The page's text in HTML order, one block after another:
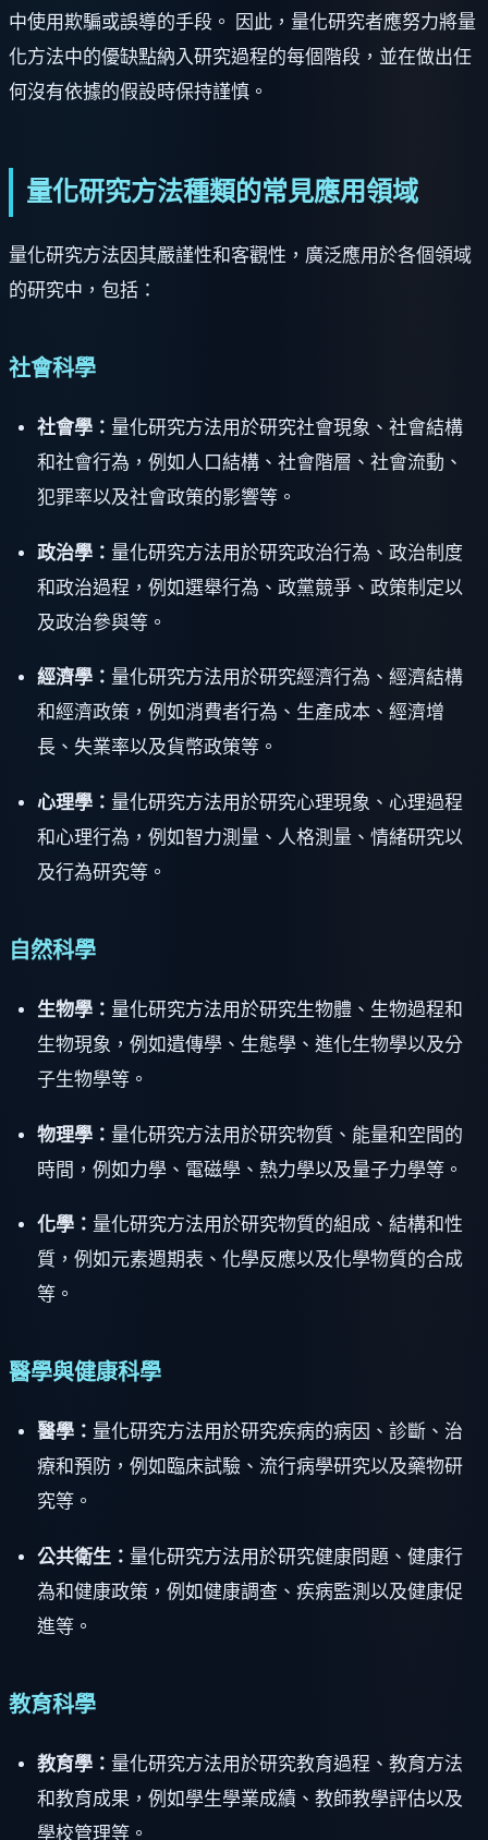
中使用欺騙或誤導的手段。 因此，量化研究者應努力將量
化方法中的優缺點納入研究過程的每個階段，並在做出任
何沒有依據的假設時保持謹慎。
量化研究方法種類的常見應用領域
量化研究方法因其嚴謹性和客觀性，廣泛應用於各個領域
的研究中，包括：
社會科學
社會學： 量化研究方法用於研究社會現象、社會結構
和社會行為，例如人口結構、社會階層、社會流動、
犯罪率以及社會政策的影響等。
政治學： 量化研究方法用於研究政治行為、政治制度
和政治過程，例如選舉行為、政黨競爭、政策制定以
及政治參與等。
經濟學： 量化研究方法用於研究經濟行為、經濟結構
和經濟政策，例如消費者行為、生產成本、經濟增
長、失業率以及貨幣政策等。
心理學： 量化研究方法用於研究心理現象、心理過程
和心理行為，例如智力測量、人格測量、情緒研究以
及行為研究等。
自然科學
生物學： 量化研究方法用於研究生物體、生物過程和
生物現象，例如遺傳學、生態學、進化生物學以及分
子生物學等。
物理學： 量化研究方法用於研究物質、能量和空間的
時間，例如力學、電磁學、熱力學以及量子力學等。
化學： 量化研究方法用於研究物質的組成、結構和性
質，例如元素週期表、化學反應以及化學物質的合成
等。
醫學與健康科學
醫學： 量化研究方法用於研究疾病的病因、診斷、治
療和預防，例如臨床試驗、流行病學研究以及藥物研
究等。
公共衛生： 量化研究方法用於研究健康問題、健康行
為和健康政策，例如健康調查、疾病監測以及健康促
進等。
教育科學
教育學： 量化研究方法用於研究教育過程、教育方法
和教育成果，例如學生學業成績、教師教學評估以及
學校管理等。